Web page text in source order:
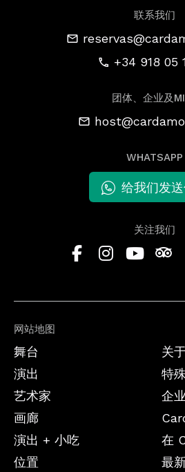
网站地图
舞台
演出
艺术家
画廊
演出 + 小吃
位置
关
特
企
在
最
联系我们
+34 918 05
团体、企业及
WHATSAPP
给我们发
关注我们